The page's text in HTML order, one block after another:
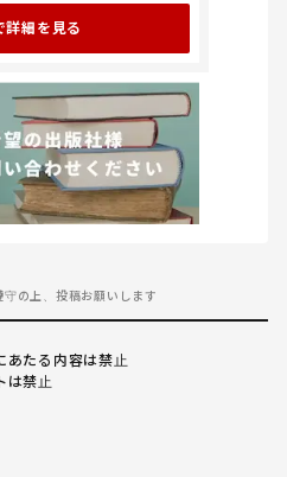
詳細を見る
守の上、投稿お願いします
あたる内容は禁止
は禁止